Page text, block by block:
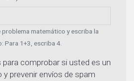
problema matemático y escriba la
Para 1+3, escriba 4.
para comprobar si usted es un
prevenir envíos de spam